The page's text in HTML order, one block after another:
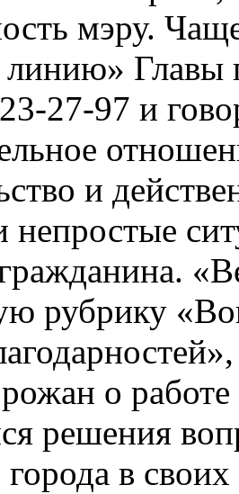
мэру.
Главы
23-27-97 и
и
непростые
рубрику
о работе
решения
в